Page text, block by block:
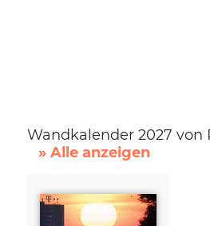
Wandkalender 2027 von
» Alle anzeigen